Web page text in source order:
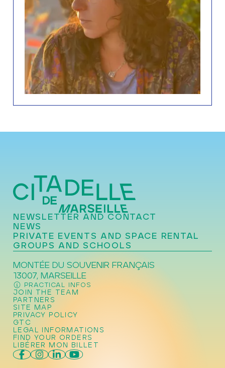
NEWSLETTER AND CONTACT
NEWS
PRIVATE EVENTS AND SPACE RENTAL
GROUPS AND SCHOOLS
MONTÉE DU SOUVENIR FRANÇAIS
13007, MARSEILLE
PRACTICAL INFOS
JOIN THE TEAM
PARTNERS
SITE MAP
PRIVACY POLICY
GTC
LEGAL INFORMATIONS
FIND YOUR ORDERS
LIBÉRER MON BILLET